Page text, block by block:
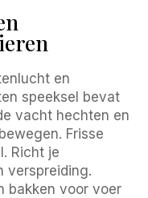
en
speeksel bevat
vacht hechten en
Frisse
Richt je
verspreiding.
bakken voor voer